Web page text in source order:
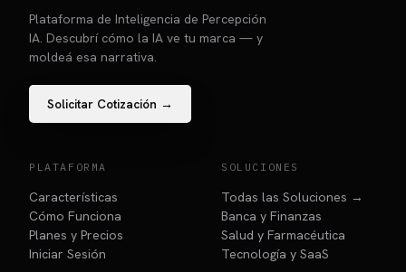
Plataforma de Inteligencia de Percepción
IA. Descubrí cómo la IA ve tu marca — y
moldeá esa narrativa.
Solicitar Cotización →
PLATAFORMA
Características
Cómo Funciona
Planes y Precios
Iniciar Sesión
SOLUCIONES
Todas las Soluciones →
Banca y Finanzas
Salud y Farmacéutica
Tecnología y SaaS